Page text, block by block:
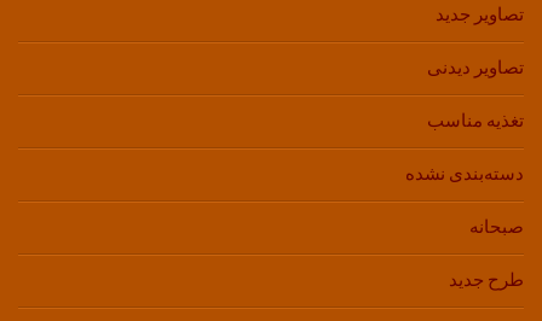
تصاویر جدید
تصاویر دیدنی
تغذیه مناسب
دسته‌بندی نشده
صبحانه
طرح جدید